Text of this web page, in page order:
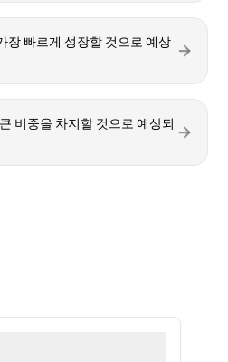
장 빠르게 성장할 것으로 예상
비중을 차지할 것으로 예상되